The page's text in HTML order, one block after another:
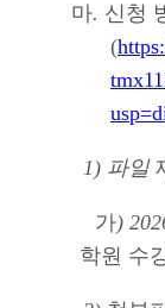
마. 신청
(
1) 파일
가)
학원 수